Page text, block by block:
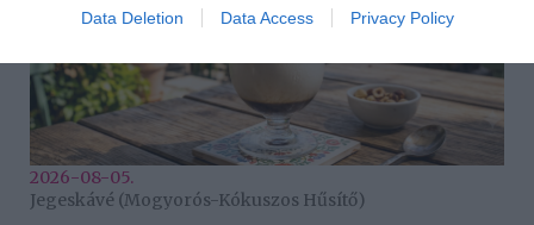
Data Deletion Data Access Privacy Policy
2026-08-05.
Jegeskávé (Mogyorós-Kókuszos Hűsítő)